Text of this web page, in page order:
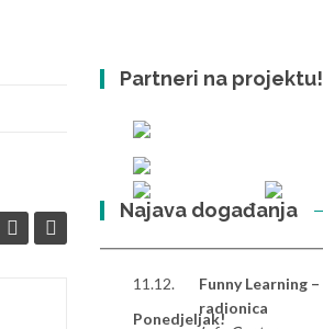
Razlike između
Partneri na projektu!
Najava događanja
11.12.
Ponedjeljak!
Funny Learning –
radionica